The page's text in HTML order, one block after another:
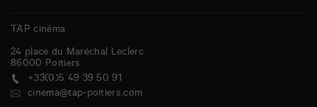
TAP cinéma
24 place du Maréchal Leclerc
86000 Poitiers
+33(0)5 49 39 50 91
cinema@tap-poitiers.com